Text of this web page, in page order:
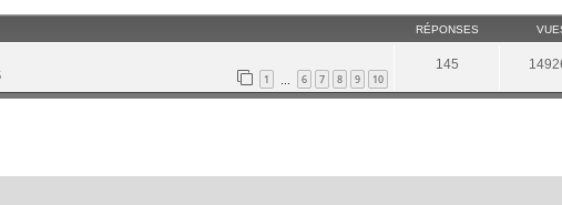
RÉPONSES
1 6 7 8 9 10
145